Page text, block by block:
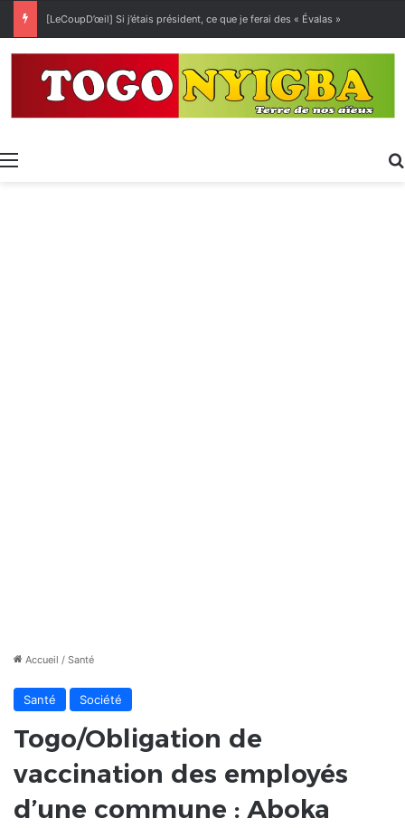
[LeCoupD’œil] Si j’étais président, ce que je ferai des « Évalas »
Menu
Accueil / Santé
Santé Société
Togo/Obligation de
vaccination des employés
d’une commune : Aboka